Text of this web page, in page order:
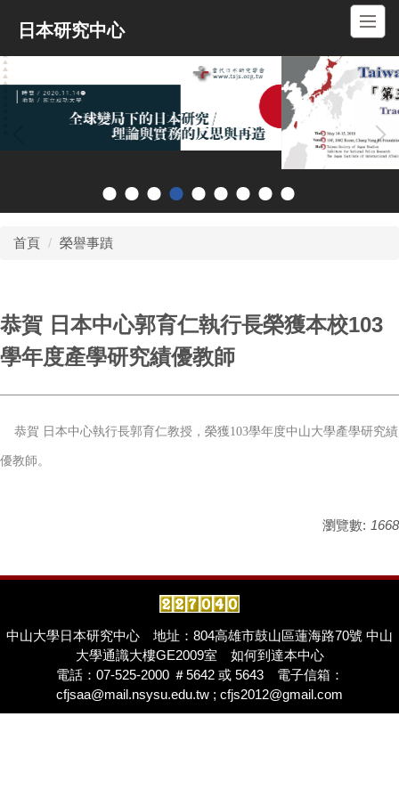
內
日本研究中心
首頁 榮譽事蹟
恭賀 日本中心郭育仁執行長榮獲本校103
學年度產學研究績優教師
恭賀 日本中心執行長郭育仁教授，榮獲103學年度中山大學產學研究績
優教師。
瀏覽數: 1668
中山大學日本研究中心 地址：804高雄市鼓山區蓮海路70號 中山
大學通識大樓GE2009室 如何到達本中心
電話：07-525-2000 ＃5642 或 5643 電子信箱：
cfjsaa@mail.nsysu.edu.tw ; cfjs2012@gmail.com